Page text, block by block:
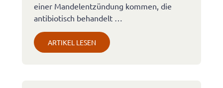
einer Mandelentzündung kommen, die
antibiotisch behandelt …
ARTIKEL LESEN